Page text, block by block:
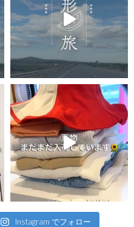
Instagram でフォロー